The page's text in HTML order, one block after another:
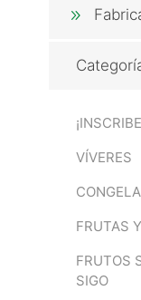
VÍVERES
FRUTAS
FRUTOS
SIGO